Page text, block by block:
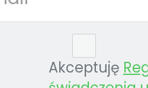
Akceptuję